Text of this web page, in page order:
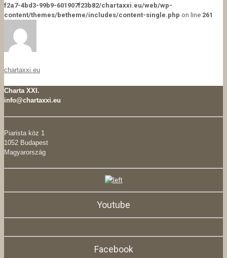
f2a7-4bd3-99b9-601907f23b82/chartaxxi.eu/web/wp-
content/themes/betheme/includes/content-single.php on line 261
chartaxxi.eu
Charta XXI.
info@chartaxxi.eu
Piarista köz 1
1052 Budapest
Magyarország
Youtube
Facebook